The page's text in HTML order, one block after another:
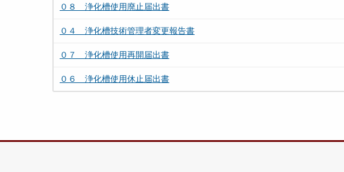
０８ 浄化槽使用廃止届出書
０４ 浄化槽技術管理者変更報告書
０７ 浄化槽使用再開届出書
０６ 浄化槽使用休止届出書